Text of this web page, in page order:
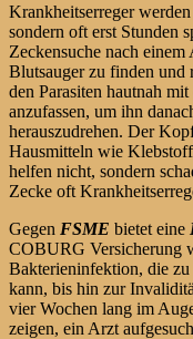
Krankheitserreger
sondern oft erst Stunden
Zeckensuche nach
Blutsauger zu finden und
den Parasiten hautnah
anzufassen, um ihn
herauszudrehen. Der
Hausmitteln wie
helfen nicht, sondern
Zecke oft
Gegen FSME bietet eine
COBURG Versicherung
Bakterieninfektion, die zu
kann, bis hin zur
vier Wochen lang im
zeigen, ein Arzt